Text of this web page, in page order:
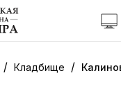
/ Кладбище /